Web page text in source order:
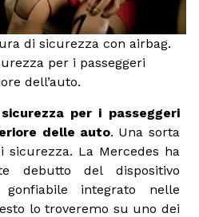
di sicurezza con airbag.
per i passeggeri
dell’auto.
per i passeggeri
delle auto. Una sorta
La Mercedes ha
debutto del dispositivo
integrato nelle
lo troveremo su uno dei